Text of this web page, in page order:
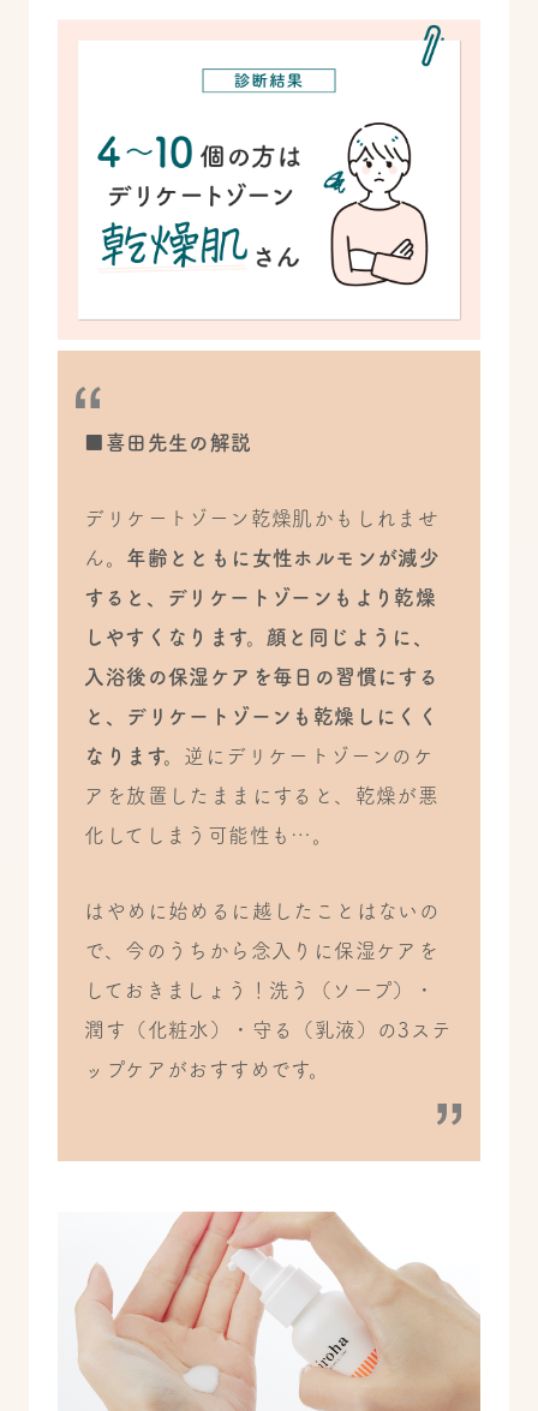
■喜田先生の解説
デリケートゾーン乾燥肌かもしれませ
ん。 年齢とともに女性ホルモンが減少
すると、デリケートゾーンもより乾燥
しやすくなります。顔と同じように、
入浴後の保湿ケアを毎日の習慣にする
と、デリケートゾーンも乾燥しにくく
なります。 逆にデリケートゾーンのケ
アを放置したままにすると、乾燥が悪
化してしまう可能性も…。
はやめに始めるに越したことはないの
で、今のうちから念入りに保湿ケアを
しておきましょう！洗う（ソープ）・
潤す（化粧水）・守る（乳液）の3ステ
ップケアがおすすめです。